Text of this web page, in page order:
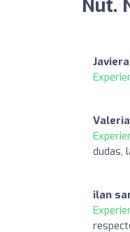
Nut.
dudas,
ilan